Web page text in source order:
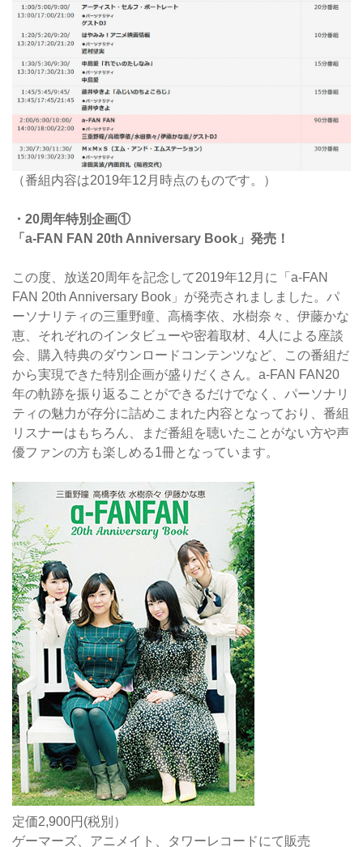
（番組内容は2019年12月時点のものです。）
・20周年特別企画①
「a-FAN FAN 20th Anniversary Book」発売！
この度、放送20周年を記念して2019年12月に「a-FAN
FAN 20th Anniversary Book」が発売されましました。パ
ーソナリティの三重野瞳、高橋李依、水樹奈々、伊藤かな
恵、それぞれのインタビューや密着取材、4人による座談
会、購入特典のダウンロードコンテンツなど、この番組だ
から実現できた特別企画が盛りだくさん。a-FAN FAN20
年の軌跡を振り返ることができるだけでなく、パーソナリ
ティの魅力が存分に詰めこまれた内容となっており、番組
リスナーはもちろん、まだ番組を聴いたことがない方や声
優ファンの方も楽しめる1冊となっています。
定価2,900円(税別）
ゲーマーズ、アニメイト、タワーレコードにて販売